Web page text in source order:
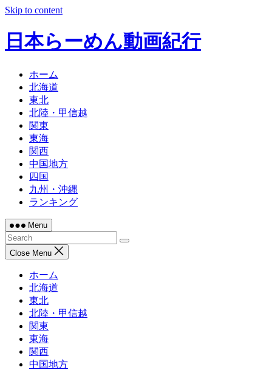
Skip to content
日本らーめん動画紀行
ホーム
北海道
東北
北陸・甲信越
関東
東海
関西
中国地方
四国
九州・沖縄
ランキング
Menu
Close Menu
ホーム
北海道
東北
北陸・甲信越
関東
東海
関西
中国地方